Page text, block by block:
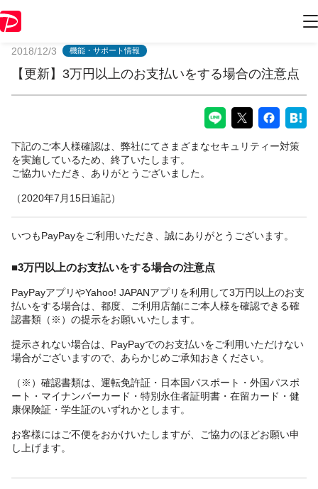
2018/12/3 機能・サポート情報
【更新】3万円以上のお支払いをする場合の注意点
下記のご本人様確認は、弊社にてさまざまなセキュリティー対策
を実施しているため、終了いたします。
ご協力いただき、ありがとうございました。
（2020年7月15日追記）
いつもPayPayをご利用いただき、誠にありがとうございます。
■3万円以上のお支払いをする場合の注意点
PayPayアプリやYahoo! JAPANアプリを利用して3万円以上のお支
払いをする場合は、都度、ご利用店舗にご本人様を確認できる確
認書類（※）の提示をお願いいたします。
提示されない場合は、PayPayでのお支払いをご利用いただけない
場合がございますので、あらかじめご承知おきください。
（※）確認書類は、運転免許証・日本国パスポート・外国パスポ
ート・マイナンバーカード・特別永住者証明書・在留カード・健
康保険証・学生証のいずれかとします。
お客様にはご不便をおかけいたしますが、ご協力のほどお願い申
し上げます。